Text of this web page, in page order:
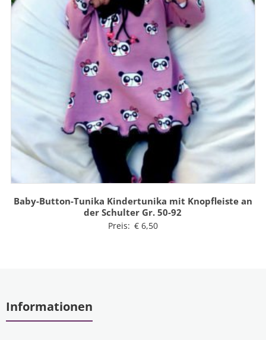
Baby-Button-Tunika Kindertunika mit Knopfleiste an
der Schulter Gr. 50-92
Preis: €6,50
Informationen